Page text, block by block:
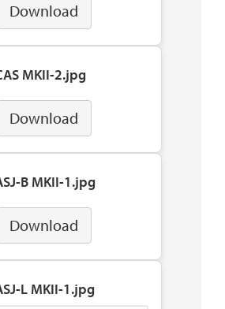
Download
MKII-2.jpg
Download
B MKII-1.jpg
Download
L MKII-1.jpg